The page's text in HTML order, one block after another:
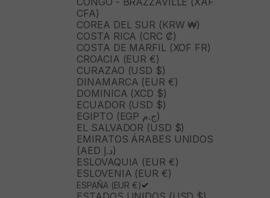
CFA)
COREA DEL SUR (KRW ₩)
COSTA RICA (CRC ₡)
COSTA DE MARFIL (XOF FR)
CROACIA (EUR €)
CURAZAO (USD $)
DINAMARCA (EUR €)
DOMINICA (XCD $)
ECUADOR (USD $)
EGIPTO (EGP ج.م)
EL SALVADOR (USD $)
EMIRATOS ÁRABES UNIDOS
(AED د.إ)
ESLOVAQUIA (EUR €)
ESLOVENIA (EUR €)
ESPAÑA (EUR €)